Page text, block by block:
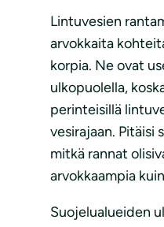
Lintuvesien
arvokkaita
korpia. Ne ovat
ulkopuolella,
perinteisillä
vesirajaan. Pitäisi
mitkä rannat
arvokkaampia
Suojelualueiden